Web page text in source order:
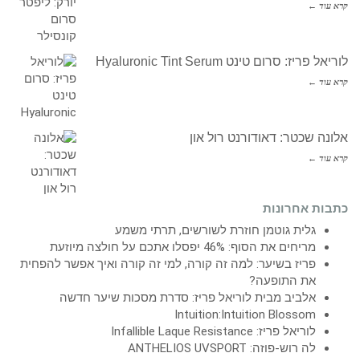
קרא עוד ←
לוריאל פריז: סרום טינט Hyaluronic Tint Serum
קרא עוד ←
אלונה שכטר: דאודורנט רול און
קרא עוד ←
כתבות אחרונות
גלית גוטמן חוזרת לשורשים, תרתי משמע
מריחים את הסוף: 46% יפסלו אתכם על חולצה מיוזעת
פריז בשיער: למה זה קורה, למי זה קורה ואיך אפשר להפחית
את התופעה?
אלביב מבית לוריאל פריז: סדרת מסכות שיער חדשה
Intuition:Intuition Blossom
לוריאל פריז: Infallible Laque Resistance
לה רוש-פוזה: ANTHELIOS UVSPORT